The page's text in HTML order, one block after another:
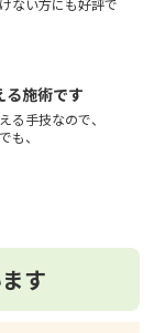
ない方にも好評で
施術です
る手技なので、
も、
す